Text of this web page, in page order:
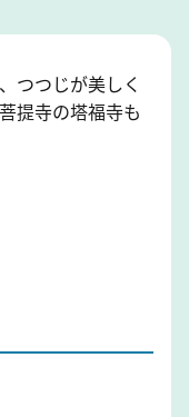
つつじが美しく
提寺の塔福寺も